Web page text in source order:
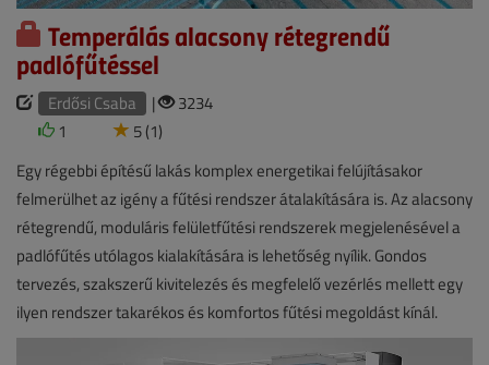
Temperálás alacsony rétegrendű
padlófűtéssel
Erdősi Csaba |
3234
1
5 (1)
Egy régebbi építésű lakás komplex energetikai felújításakor
felmerülhet az igény a fűtési rendszer átalakítására is. Az alacsony
rétegrendű, moduláris felületfűtési rendszerek megjelenésével a
padlófűtés utólagos kialakítására is lehetőség nyílik. Gondos
tervezés, szakszerű kivitelezés és megfelelő vezérlés mellett egy
ilyen rendszer takarékos és komfortos fűtési megoldást kínál.